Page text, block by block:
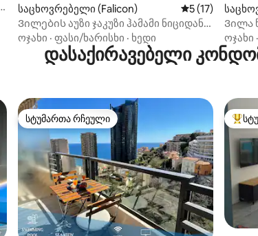
საცხოვრებელი (Falicon) საშუალო
5 (17)
Ვილების აუზი ჯაკუზი ჰამამი ნიციდან
10 წუთის სავალზე
ოჯახი · ფასი/ხარისხი · ხედი
Ვილა
ოჯახი ·
დასაქირავებელი
სტუმართა რჩეული
სტუმართა რჩეული